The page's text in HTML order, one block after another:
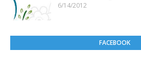
6/14/2012
FACEBOOK